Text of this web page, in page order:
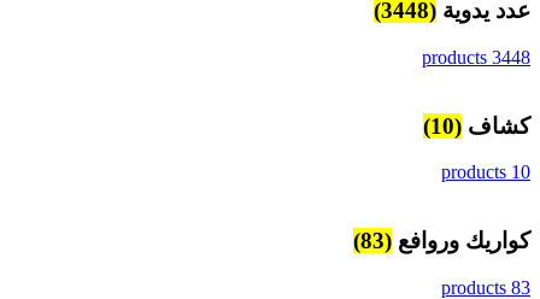
عدد يدوية (3448)
3448 products
كشاف (10)
10 products
كواريك وروافع (83)
83 products